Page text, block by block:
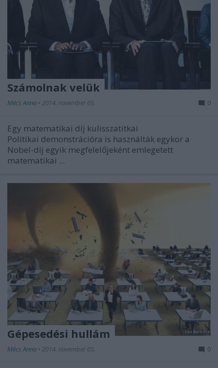
Számolnak velük
Mécs Anna • 2014. november 05. 0
Egy matematikai díj kulisszatitkai
Politikai demonstrációra is használták egykor a
Nobel-díj egyik megfelelőjeként emlegetett
matematikai ...
Gépesedési hullám
Mécs Anna • 2014. november 05. 0